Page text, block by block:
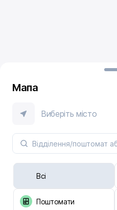
Мапа
Виберіть місто
Всі
Поштомати